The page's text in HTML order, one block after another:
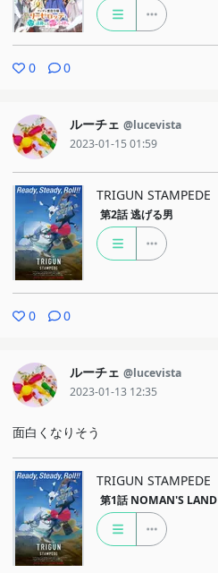
0 0
ルーチェ @lucevista
2023-01-15 01:59
TRIGUN STAMPEDE
第2話 逃げる男
0 0
ルーチェ @lucevista
2023-01-13 12:35
面白くなりそう
TRIGUN STAMPEDE
第1話 NOMAN'S LAND